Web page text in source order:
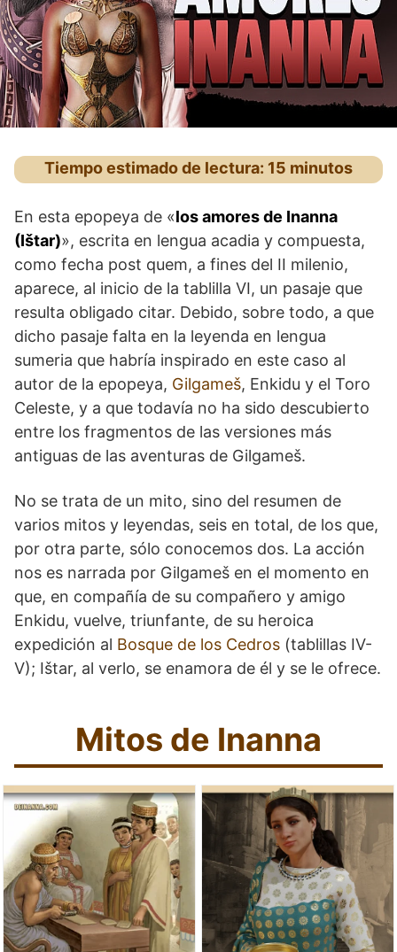
Tiempo estimado de lectura: 15 minutos
En esta epopeya de «los amores de Inanna
(Ištar)», escrita en lengua acadia y compuesta,
como fecha post quem, a fines del II milenio,
aparece, al inicio de la tablilla VI, un pasaje que
resulta obligado citar. Debido, sobre todo, a que
dicho pasaje falta en la leyenda en lengua
sumeria que habría inspirado en este caso al
autor de la epopeya, Gilgameš, Enkidu y el Toro
Celeste, y a que todavía no ha sido descubierto
entre los fragmentos de las versiones más
antiguas de las aventuras de Gilgameš.
No se trata de un mito, sino del resumen de
varios mitos y leyendas, seis en total, de los que,
por otra parte, sólo conocemos dos. La acción
nos es narrada por Gilgameš en el momento en
que, en compañía de su compañero y amigo
Enkidu, vuelve, triunfante, de su heroica
expedición al Bosque de los Cedros (tablillas IV-
V); Ištar, al verlo, se enamora de él y se le ofrece.
Mitos de Inanna